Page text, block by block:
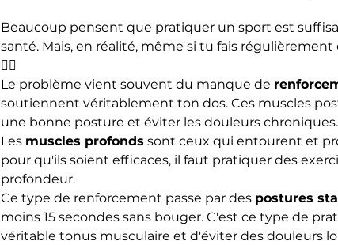
Beaucoup pensent que pratiquer un sport est
santé. Mais, en réalité, même si tu fais
🏋️‍♂️
Le problème vient souvent du manque de
soutiennent véritablement ton dos. Ces muscles
une bonne posture et éviter les douleurs chroniques.
Les muscles profonds sont ceux qui entourent et
pour qu'ils soient efficaces, il faut pratiquer des
profondeur.
Ce type de renforcement passe par des postures
moins 15 secondes sans bouger. C'est ce type de
véritable tonus musculaire et d'éviter des douleurs